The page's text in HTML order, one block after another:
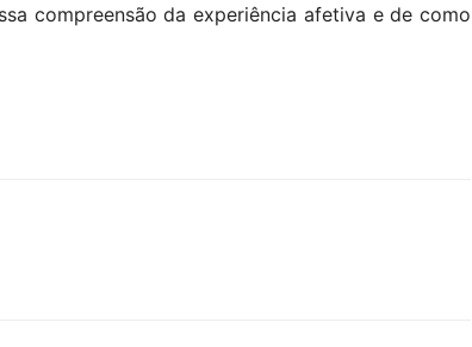
compreensão da experiência afetiva e de como